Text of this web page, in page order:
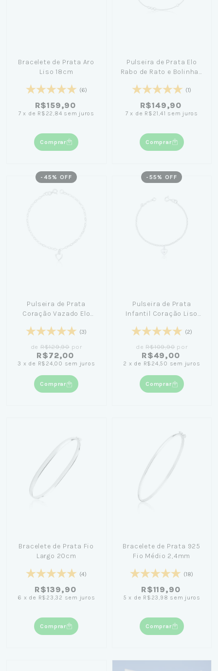
Bracelete de Prata Aro
Liso 18cm
(6)
R$159,90
7 x de R$22,84 sem juros
Comprar
Pulseira de Prata Elo
Rabo de Rato e Bolinhas
(1)
R$149,90
7 x de R$21,41 sem juros
Comprar
- 45 % OFF
Pulseira de Prata
Coração Vazado Elo
(3)
de R$129,90por
R$72,00
3 x de R$24,00 sem juros
Comprar
- 55 % OFF
Pulseira de Prata
Infantil Coração Liso
(2)
deR$109,90 por
R$49,00
2 x de R$24,50 sem juros
Comprar
Bracelete de Prata Fio
Largo 20cm
(4)
R$139,90
6 x de R$23,32 sem juros
Comprar
Bracelete de Prata 925
Fio Médio 2,4mm
(18)
R$119,90
5 x de R$23,98 sem juros
Comprar